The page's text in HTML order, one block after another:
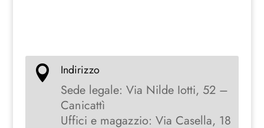
 Indirizzo
Sede legale: Via Nilde Iotti, 52 –
Canicattì
Uffici e magazzio: Via Casella, 18